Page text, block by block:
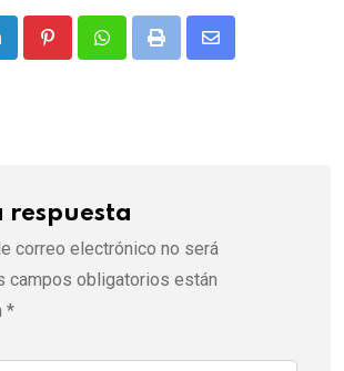
PinterestWhatsappPrint
Share
respuesta
correo electrónico no será
campos obligatorios están
*